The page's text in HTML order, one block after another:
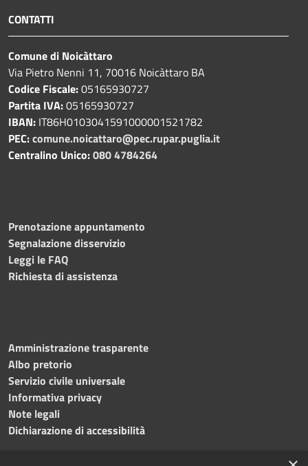
CONTATTI
Comune di Noicàttaro
Via Pietro Nenni 11, 70016 Noicàttaro BA
Codice Fiscale:05165930727
Partita IVA:05165930727
IBAN: IT86H0103041591000001521782
PEC:comune.noicattaro@pec.rupar.puglia.it
Centralino Unico:080 4784264
Prenotazione appuntamento
Segnalazione disservizio
Leggi le FAQ
Richiesta di assistenza
Amministrazione trasparente
Albo pretorio
Servizio civile universale
Informativa privacy
Note legali
Dichiarazione di accessibilità